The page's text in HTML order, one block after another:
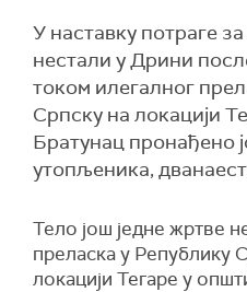
У наставку потраге
нестали у Дрини
током илегалног
Српску на локацији
Братунац пронађено
утопљеника,
Тело још једне жртве
преласка у Републику
локацији Тегаре у